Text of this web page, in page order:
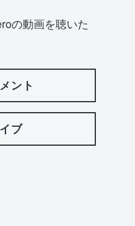
の動画を聴いた
ント
ブ